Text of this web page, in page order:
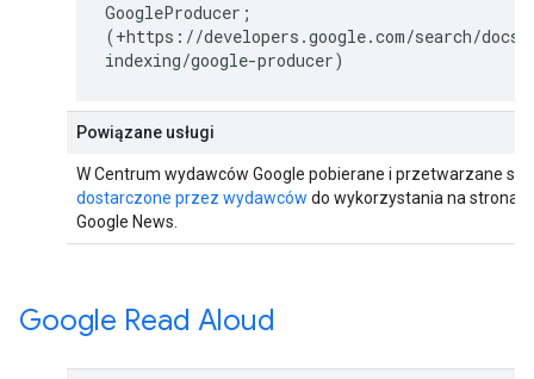
GoogleProducer;
(+https://developers.google.com/search/
indexing/google-producer)
Powiązane usługi
W Centrum wydawców Google pobierane i przetwarzane są
dostarczone przez wydawców do wykorzystania na
Google News.
Google Read Aloud